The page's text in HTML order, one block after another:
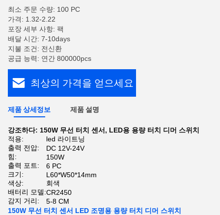
최소 주문 수량: 100 PC
가격: 1.32-2.22
포장 세부 사항: 팩
배달 시간: 7-10days
지불 조건: 전신환
공급 능력: 연간 800000pcs
최상의 가격을 얻으세요
제품 상세정보 제품 설명
강조하다: 150W 무선 터치 센서 , LED용 용량 터치 디머 스위치
적용:
led 라이트닝
출력 전압:
DC 12V-24V
힘:
150W
출력 포트:
6 PC
크기:
L60*W50*14mm
색상:
회색
배터리 모델:CR2450
감지 거리:
5-8 CM
150W 무선 터치 센서 LED 조명용 용량 터치 디머 스위치